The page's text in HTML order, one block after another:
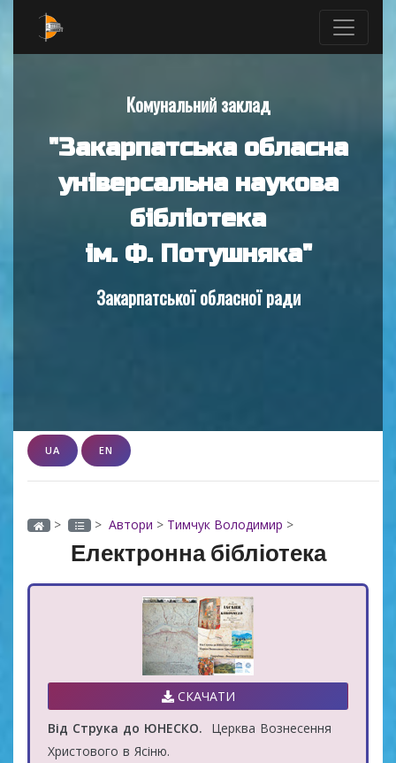
Комунальний заклад
"Закарпатська обласна
універсальна наукова
бібліотека
ім. Ф. Потушняка"
Закарпатської обласної ради
UA EN
> > Автори > Тимчук Володимир >
Електронна бібліотека
СКАЧАТИ
Від Струка до ЮНЕСКО.
Церква Вознесення
Христового в Ясіню.